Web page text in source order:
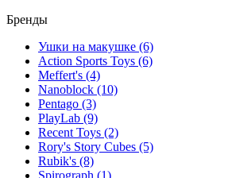
Бренды
Ушки на макушке (6)
Action Sports Toys (6)
Meffert's (4)
Nanoblock (10)
Pentago (3)
PlayLab (9)
Recent Toys (2)
Rory's Story Cubes (5)
Rubik's (8)
Spirograph (1)